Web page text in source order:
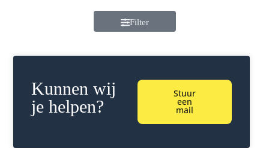
Filter
Kunnen wij
je helpen?
Stuur
een
mail